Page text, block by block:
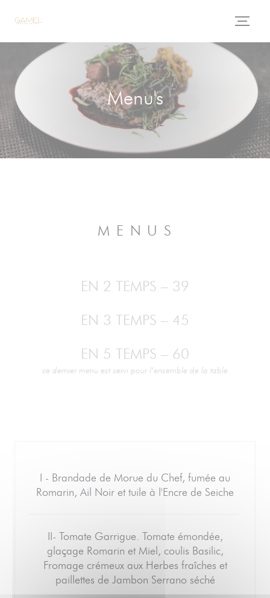
Menu's
M E N U S
EN 2 TEMPS – 39
EN 3 TEMPS – 45
EN 5 TEMPS – 60
ce dernier menu est servi pour l’ensemble de la table
I - Brandade de Morue du Chef, fumée au
Romarin, Ail Noir et tuile à l'Encre de Seiche
II- Tomate Garrigue. Tomate émondée,
glaçage Romarin et Miel, coulis Basilic,
Fromage crémeux aux Herbes fraîches et
paillettes de Jambon Serrano séché